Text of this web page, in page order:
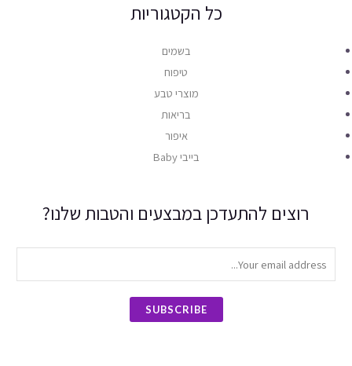
כל הקטגוריות
בשמים
טיפוח
מוצרי טבע
בריאות
איפור
בייבי Baby
רוצים להתעדכן במבצעים והטבות שלנו?
SUBSCRIBE